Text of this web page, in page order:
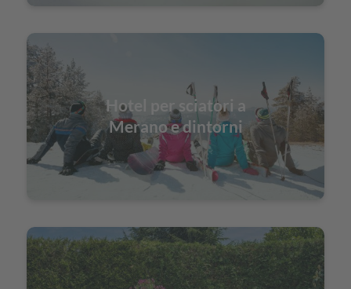
Hotel per sciatori a
Merano e dintorni